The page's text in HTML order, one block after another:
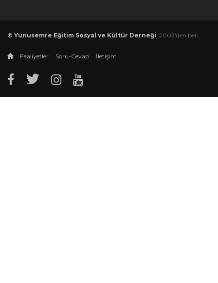
© Yunusemre Eğitim Sosyal ve Kültür Derneği 2003'den beri.
Faaliyetler Soru-Cevap İletişim